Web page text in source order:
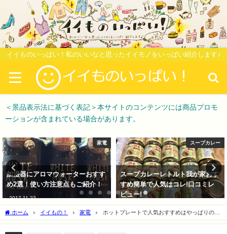
イイものいっぱい！私のいいなと思ったイイモノをいっぱい紹介します♪
＜景品表示法に基づく表記＞本サイトのコンテンツには商品プロモ
ーションが含まれている場合があります。
家電
加湿器にアロマウォーターおすす
め2選！使い方注意点もご紹介！
2017-11-22
スープカレー
スープカレーレトルト我が家おす
すめ簡単で人気はコレ!口コミレ
ビュー!
ホーム イイもの！ 家電
ホットプレートで人気おすすめはやっぱりのザ